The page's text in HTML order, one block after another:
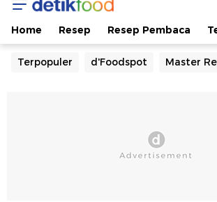
Home Resep Resep Pembaca
Terpopuler d'Foodspot Master